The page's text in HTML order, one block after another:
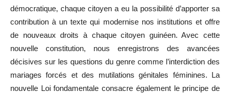
démocratique, chaque citoyen a eu la possibilité d’apporter sa
contribution à un texte qui modernise nos institutions et offre
de nouveaux droits à chaque citoyen guinéen. Avec cette
nouvelle constitution, nous enregistrons des avancées
décisives sur les questions du genre comme l’interdiction des
mariages forcés et des mutilations génitales féminines. La
nouvelle Loi fondamentale consacre également le principe de